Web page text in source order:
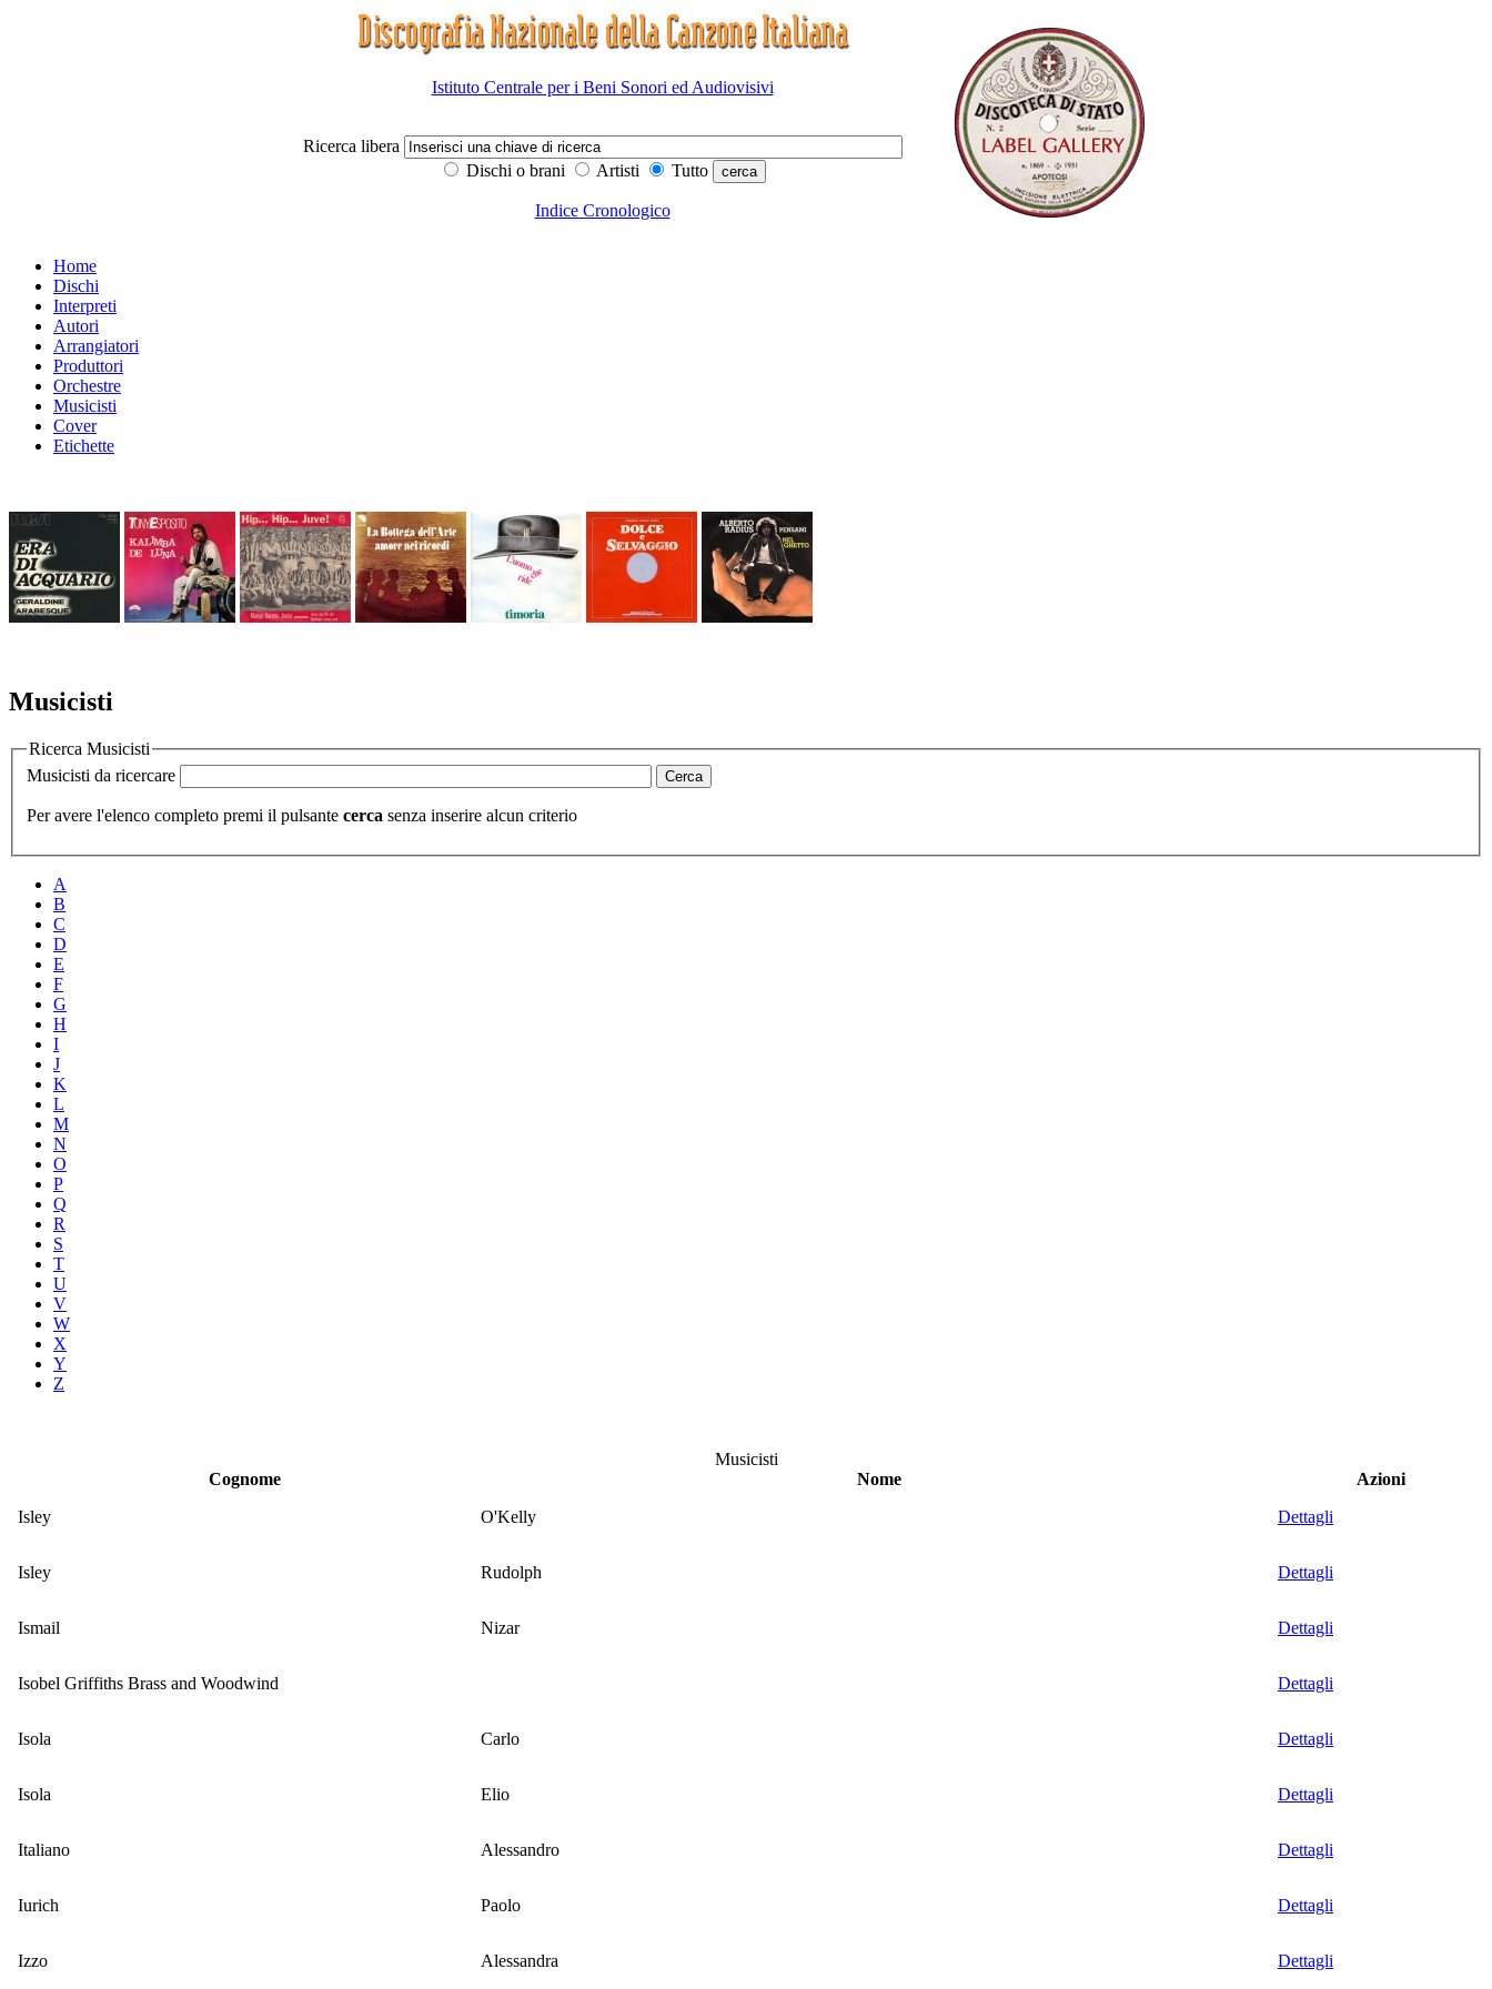
Istituto Centrale per i Beni Sonori ed Audiovisivi
Ricerca libera
Dischi o brani
Artisti Tutto
Indice Cronologico
Home
Dischi
Interpreti
Autori
Arrangiatori
Produttori
Orchestre
Musicisti
Cover
Etichette
Musicisti
Ricerca Musicisti
Musicisti da ricercare
Per avere l'elenco completo premi il pulsante cerca senza inserire alcun criterio
A
B
C
D
E
F
G
H
I
J
K
L
M
N
O
P
Q
R
S
T
U
V
W
X
Y
Z
Musicisti
Cognome
Nome
Azioni
Isley
O'Kelly Dettagli
Isley Rudolph Dettagli
Ismail Nizar Dettagli
Isobel Griffiths Brass and Woodwind Dettagli
Isola Carlo Dettagli
Isola Elio Dettagli
Italiano Alessandro Dettagli
Iurich Paolo Dettagli
Izzo Alessandra Dettagli